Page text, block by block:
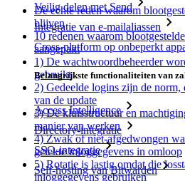
Veilig delen met Send
Integratie van e-mailaliassen
Cross-platform op onbeperkt
Belangrijkste functionaliteiten van
Access Intelligence
Directory-integratie
SSO-integratie
Self-hosting van Bitwarden
De echte reden waarom
blijven
10 redenen waarom
aangepakt
1) De wachtwoordbeheerder
gebruikt
2) Gedeelde logins zijn de norm,
van de update
3) De kluisstructuur en
manier van werken
4) Zwak of niet-afgedwongen
gelekte inloggegevens in omloop
5) Rotatie is lastig omdat die
inloggegevens gebruiken